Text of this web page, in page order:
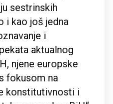
sestrinskih
i kao još jedna
i
aktualnog
njene europske
fokusom na
konstitutivnosti i